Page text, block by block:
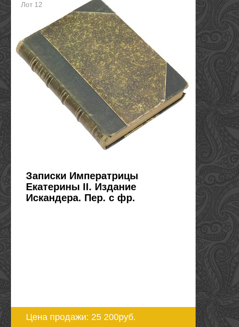
Лот 12
Записки Императрицы
Екатерины II. Издание
Искандера. Пер. с фр.
Цена продажи: 25 200руб.